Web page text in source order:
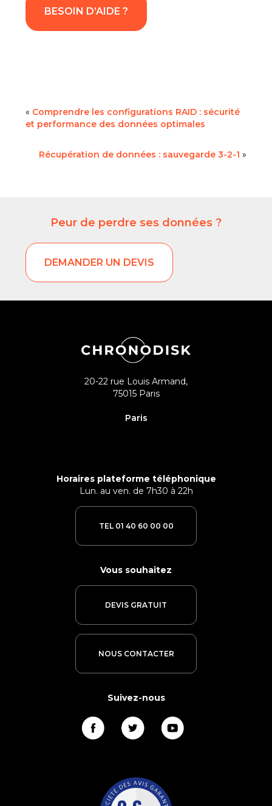
BESOIN D’AIDE ?
« Comprendre les configurations RAID : sécurité
et performance des données optimales
Récupération de données : sauvegarde 3-2-1 »
Peur de perdre ses données ?
DEMANDER UN DEVIS
20-22 rue Louis Armand,
75015 Paris
Paris
Vous souhaitez
DEVIS GRATUIT
NOUS CONTACTER
Horaires plateforme téléphonique
Lun. au ven. de 7h30 à 22h
TEL 01 40 60 00 00
Suivez-nous